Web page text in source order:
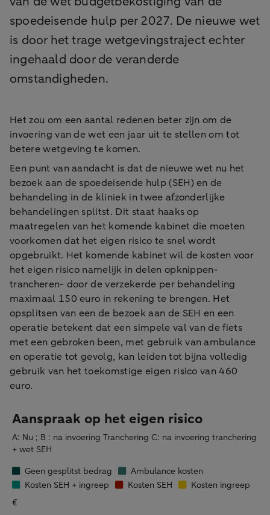
spoedeisende hulp per 2027. De nieuwe wet
is door het trage wetgevingstraject echter
ingehaald door de veranderde
omstandigheden.
Het zou om een aantal redenen beter zijn om de
invoering van de wet een jaar uit te stellen om tot
betere wetgeving te komen.
Een punt van aandacht is dat de nieuwe wet nu het
bezoek aan de spoedeisende hulp (SEH) en de
behandeling in de kliniek in twee afzonderlijke
behandelingen splitst. Dit staat haaks op
maatregelen van het komende kabinet die moeten
voorkomen dat het eigen risico te snel wordt
opgebruikt. Het komende kabinet wil de kosten voor
het eigen risico namelijk in delen opknippen-
trancheren- door de verzekerde per behandeling
maximaal 150 euro in rekening te brengen. Het
opsplitsen van een de bezoek aan de SEH en een
operatie betekent dat een simpele val van de fiets
met een gebroken been, met gebruik van ambulance
en operatie tot gevolg, kan leiden tot bijna volledig
gebruik van het toekomstige eigen risico van 460
euro.